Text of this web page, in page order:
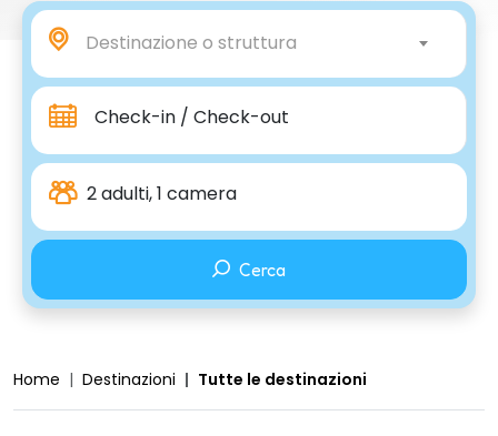
Destinazione o struttura
Check-in / Check-out
2 adulti, 1 camera
Cerca
Home Destinazioni Tutte le destinazioni